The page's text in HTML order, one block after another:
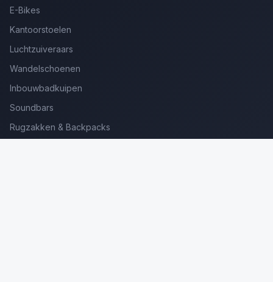
E-Bikes
Kantoorstoelen
Luchtzuiveraars
Wandelschoenen
Inbouwbadkuipen
Soundbars
Rugzakken & Backpacks